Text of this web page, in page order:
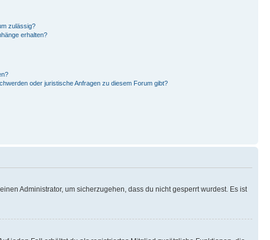
zulässig?
erhalten?
oder juristische Anfragen zu diesem Forum gibt?
Administrator, um sicherzugehen, dass du nicht gesperrt wurdest. Es ist